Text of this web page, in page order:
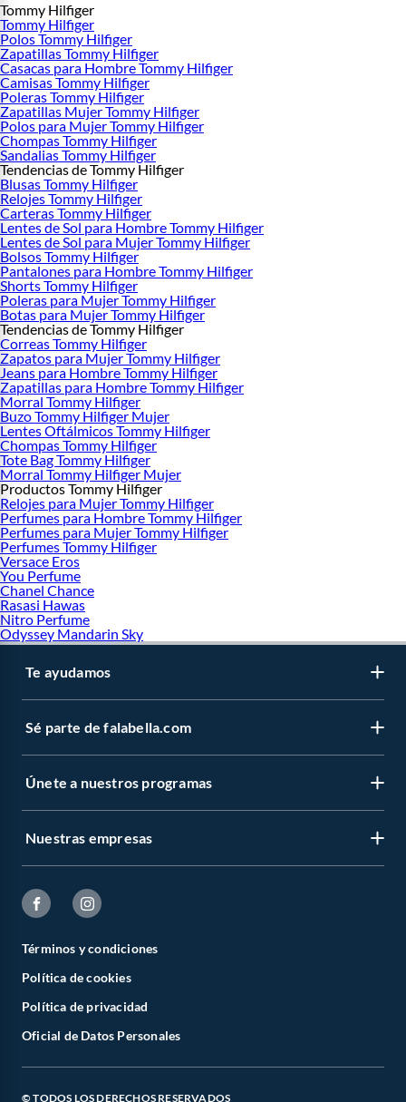
Tommy Hilfiger
Tommy Hilfiger
Polos Tommy Hilfiger
Zapatillas Tommy Hilfiger
Casacas para Hombre Tommy Hilfiger
Camisas Tommy Hilfiger
Poleras Tommy Hilfiger
Zapatillas Mujer Tommy Hilfiger
Polos para Mujer Tommy Hilfiger
Chompas Tommy Hilfiger
Sandalias Tommy Hilfiger
Tendencias de Tommy Hilfiger
Blusas Tommy Hilfiger
Relojes Tommy Hilfiger
Carteras Tommy Hilfiger
Lentes de Sol para Hombre Tommy Hilfiger
Lentes de Sol para Mujer Tommy Hilfiger
Bolsos Tommy Hilfiger
Pantalones para Hombre Tommy Hilfiger
Shorts Tommy Hilfiger
Poleras para Mujer Tommy Hilfiger
Botas para Mujer Tommy Hilfiger
Tendencias de Tommy Hilfiger
Correas Tommy Hilfiger
Zapatos para Mujer Tommy Hilfiger
Jeans para Hombre Tommy Hilfiger
Zapatillas para Hombre Tommy Hilfiger
Morral Tommy Hilfiger
Buzo Tommy Hilfiger Mujer
Lentes Oftálmicos Tommy Hilfiger
Chompas Tommy Hilfiger
Tote Bag Tommy Hilfiger
Morral Tommy Hilfiger Mujer
Productos Tommy Hilfiger
Relojes para Mujer Tommy Hilfiger
Perfumes para Hombre Tommy Hilfiger
Perfumes para Mujer Tommy Hilfiger
Perfumes Tommy Hilfiger
Versace Eros
You Perfume
Chanel Chance
Rasasi Hawas
Nitro Perfume
Odyssey Mandarin Sky
Te ayudamos
Sé parte de falabella.com
Únete a nuestros programas
Nuestras empresas
Términos y condiciones
Política de cookies
Política de privacidad
Oficial de Datos Personales
© TODOS LOS DERECHOS RESERVADOS